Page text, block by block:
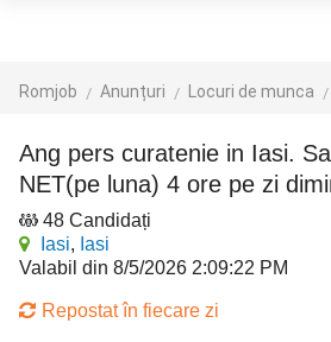
Romjob Anunțuri Locuri de munca
Ang pers curatenie in Iasi. Salar: 1.500 RON
NET(pe luna) 4 ore pe zi
48 Candidați
Iasi, Iasi
Valabil din 8/5/2026 2:09:22 PM
Repostat în fiecare zi